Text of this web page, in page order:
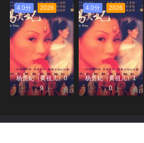
4.0分 2026
杨贵妃（黄祖儿）0
9
4.0分 2026
杨贵妃（黄祖儿）1
0